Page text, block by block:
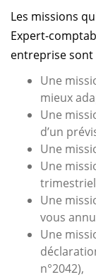
Les missions
Expert-
entreprise sont
Une
mieux
Une
d’un
Une
Une
Une
vous
Une
n°2042),